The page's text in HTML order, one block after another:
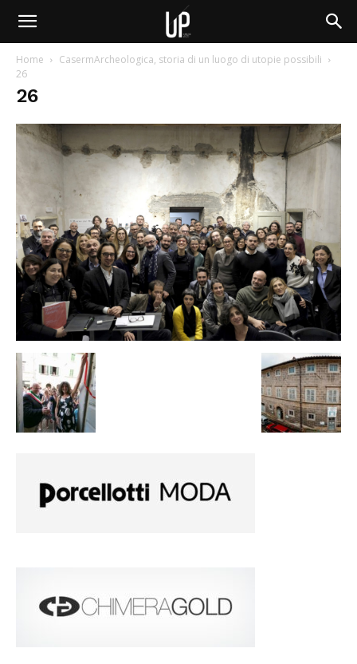
Home
CasermArcheologica, storia di un luogo di utopie possibili
26
26